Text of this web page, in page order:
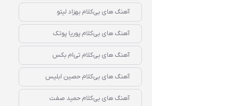
آهنگ‌ های بی‌کلام بهزاد لیتو
آهنگ‌ های بی‌کلام پوریا پوتک
آهنگ‌ های بی‌کلام تی‌ام بکس
آهنگ‌ های بی‌کلام حصین ابلیس
آهنگ‌ های بی‌کلام حمید صفت